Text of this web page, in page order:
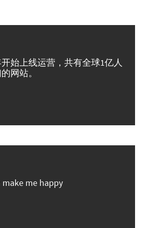
始上线运营，共有全球1亿人
网站。
make me happy